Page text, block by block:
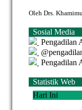
Oleh Drs.
Sosial Media
Pengadilan
Pengadilan
Statistik Web
Hari Ini